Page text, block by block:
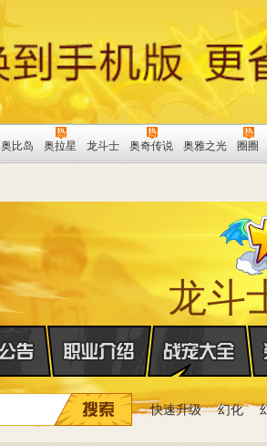
奥比岛 奥拉星 龙斗士 奥奇传说 奥雅之光 圈圈
龙斗
快速升级 幻化